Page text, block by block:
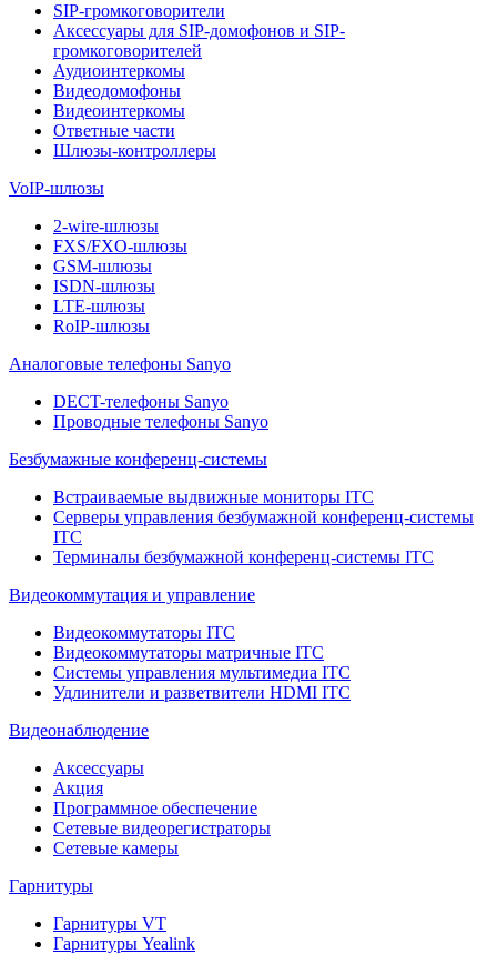
SIP-громкоговорители
Аксессуары для SIP-домофонов и SIP-
громкоговорителей
Аудиоинтеркомы
Видеодомофоны
Видеоинтеркомы
Ответные части
Шлюзы-контроллеры
VoIP-шлюзы
2-wire-шлюзы
FXS/FXO-шлюзы
GSM-шлюзы
ISDN-шлюзы
LTE-шлюзы
RoIP-шлюзы
Аналоговые телефоны Sanyo
DECT-телефоны Sanyo
Проводные телефоны Sanyo
Безбумажные конференц-системы
Встраиваемые выдвижные мониторы ITC
Серверы управления безбумажной конференц-системы
ITC
Терминалы безбумажной конференц-системы ITC
Видеокоммутация и управление
Видеокоммутаторы ITC
Видеокоммутаторы матричные ITC
Системы управления мультимедиа ITC
Удлинители и разветвители HDMI ITC
Видеонаблюдение
Аксессуары
Акция
Программное обеспечение
Сетевые видеорегистраторы
Сетевые камеры
Гарнитуры
Гарнитуры VT
Гарнитуры Yealink